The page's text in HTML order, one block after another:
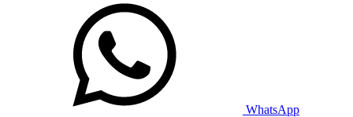
WhatsApp